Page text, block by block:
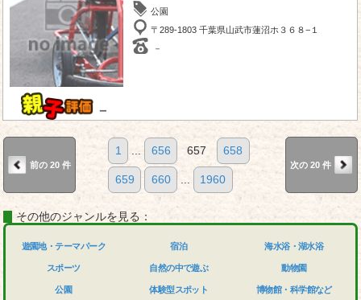
－
公園
〒289-1803 千葉県山武市蓮沼ホ３６８−１
－
前の 20 件
1 ... 656 657 658
659 660 ... 1960
次の 20 件
その他のジャンルを見る：
遊園地・テーマパーク
スポーツ
公園
宿泊
自然の中で遊ぶ
体験型スポット
海水浴・湖水浴
動物園
博物館・科学館など